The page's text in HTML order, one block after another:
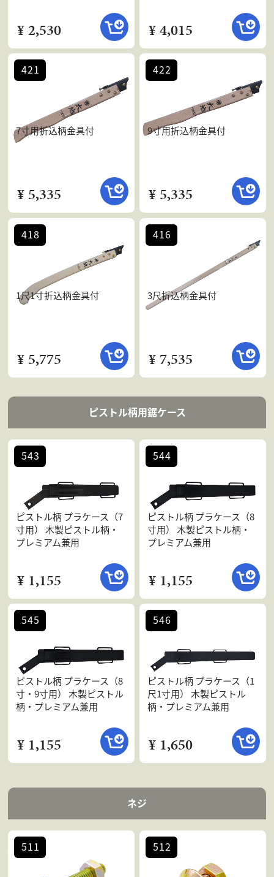
¥ 2,530 ¥ 4,015
7寸用折込柄金具付
¥ 5,335
421
9寸用折込柄金具付
¥ 5,335
422
1尺1寸折込柄金具付
¥ 5,775
418
3尺折込柄金具付
¥ 7,535
416
ピストル柄用鋸ケース
ピストル柄 プラケース（7
寸用） 木製ピストル柄・
プレミアム兼用
¥ 1,155
543
ピストル柄 プラケース（8
寸用） 木製ピストル柄・
プレミアム兼用
¥ 1,155
544
ピストル柄 プラケース（8
寸・9寸用） 木製ピストル
柄・プレミアム兼用
¥ 1,155
545
ピストル柄 プラケース（1
尺1寸用） 木製ピストル
柄・プレミアム兼用
¥ 1,650
546
ネジ
511 512